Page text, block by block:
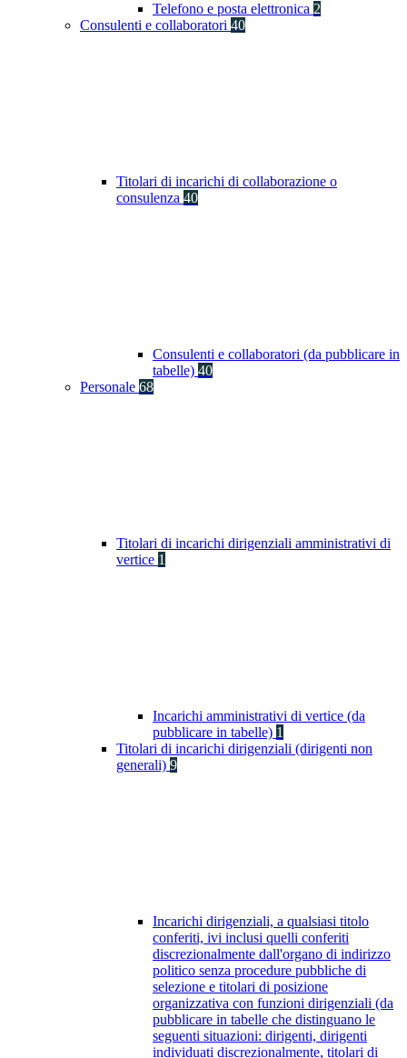
Telefono e posta elettronica 2
Consulenti e collaboratori 40
Titolari di incarichi di collaborazione o
consulenza 40
Consulenti e collaboratori (da pubblicare in
tabelle) 40
Personale 68
Titolari di incarichi dirigenziali amministrativi di
vertice 1
Incarichi amministrativi di vertice (da
pubblicare in tabelle) 1
Titolari di incarichi dirigenziali (dirigenti non
generali) 9
Incarichi dirigenziali, a qualsiasi titolo
conferiti, ivi inclusi quelli conferiti
discrezionalmente dall'organo di indirizzo
politico senza procedure pubbliche di
selezione e titolari di posizione
organizzativa con funzioni dirigenziali (da
pubblicare in tabelle che distinguano le
seguenti situazioni: dirigenti, dirigenti
individuati discrezionalmente, titolari di